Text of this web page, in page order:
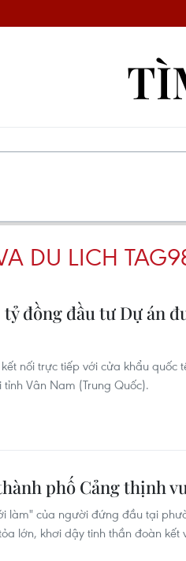
DU LICH
đồng đầu tư Dự án
nối trực tiếp với cửa khẩu
Vân Nam (Trung Quốc).
phố Cảng thịnh
làm" của người đứng đầu tại
lớn, khơi dậy tinh thần đoàn